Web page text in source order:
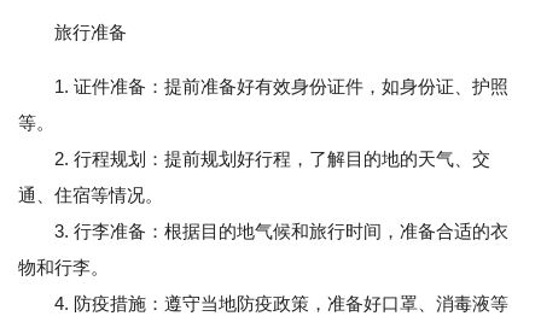
旅行准备
1. 证件准备：提前准备好有效身份证件，如身份证、护照
等。
2. 行程规划：提前规划好行程，了解目的地的天气、交
通、住宿等情况。
3. 行李准备：根据目的地气候和旅行时间，准备合适的衣
物和行李。
4. 防疫措施：遵守当地防疫政策，准备好口罩、消毒液等